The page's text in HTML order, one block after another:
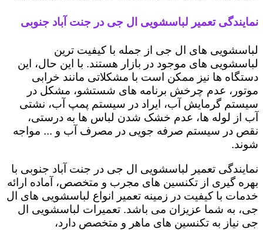
نمایندگی تعمیر لباسشویی ال جی در جنت آباد جنوبی
لباسشویی های ال جی از جمله با کیفیت ترین
لباسشویی های موجود در بازار هستند. با این حال، این
دستگاه ها نیز ممکن است با مشکلاتی مانند خرابی
موتور، عدم چرخش برنامه های شستشو، مشکل در
سیستم گرمایش آب، ایراد در سیستم پمپ آب، نشتی
آب از لوله ها، عدم خشک شدن لباس ها به درستی،
نقص در سیستم صرفه جویی در مصرف آب و ... مواجه
شوند.
نمایندگی تعمیر لباسشویی ال جی در جنت آباد جنوبی با
بهره گیری از تکنسین های مجرب و متخصص، آماده ارائه
خدمات با کیفیت در زمینه تعمیر انواع لباسشویی های ال
جی، به شما عزیزان می باشد. تعمیرات لباسشویی ال
جی نیاز به تکنسین های ماهر و متخصص دارد،